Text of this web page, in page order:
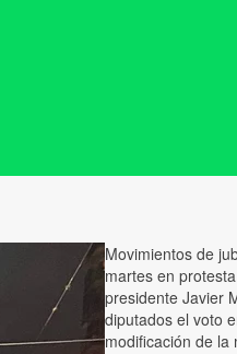
Movimientos de
martes en
presidente Javier
diputados el voto
modificación de la